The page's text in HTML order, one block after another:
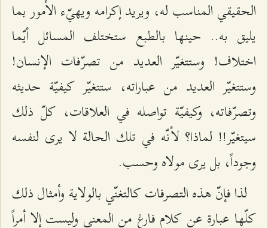
الحقيقي المناسب له، ويريد إكرامه ويهيّء الأمور بما
يليق به.. حينها بالطبع ستختلف المسائل أيّما
اختلاف! وستتغيّر العديد من تصرّفات الإنسان!
وستتغيّر العديد من عباراته، ستتغيّر كيفيّة حديثه
وتصرّفاته، وكيفيّة تواصله في العلاقات، كلّ ذلك
سيتغيّر!! لماذا؟ لأنّه في تلك الحالة لا يرى لنفسه
وجوداً، بل يرى مولاه وحسب.
لذا فإنّ هذه التصرفات كالتغنّي بالولاية وأمثال ذلك
كلّها عبارة عن كلام فارغ من المعنى وليست إلا أمراً